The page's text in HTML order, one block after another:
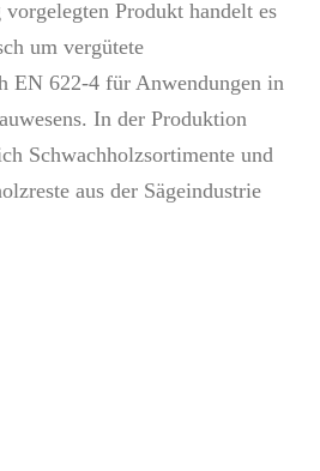
Produkt handelt es
um vergütete
EN 622-4 für Anwendungen in
In der Produktion
Schwachholzsortimente und
aus der Sägeindustrie